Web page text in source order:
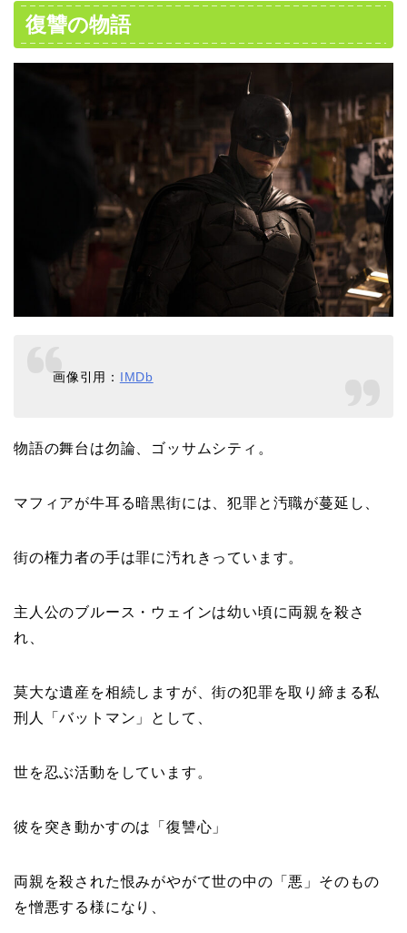
復讐の物語
画像引用： IMDb
物語の舞台は勿論、ゴッサムシティ。
マフィアが牛耳る暗黒街には、犯罪と汚職が蔓延し、
街の権力者の手は罪に汚れきっています。
主人公のブルース・ウェインは幼い頃に両親を殺さ
れ、
莫大な遺産を相続しますが、街の犯罪を取り締まる私
刑人「バットマン」として、
世を忍ぶ活動をしています。
彼を突き動かすのは「復讐心」
両親を殺された恨みがやがて世の中の「悪」そのもの
を憎悪する様になり、